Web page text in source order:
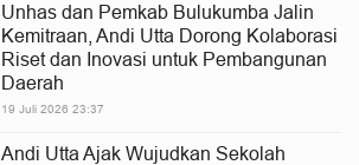
Unhas dan Pemkab Bulukumba Jalin
Kemitraan, Andi Utta Dorong Kolaborasi
Riset dan Inovasi untuk Pembangunan
Daerah
19 Juli 2026 23:37
Andi Utta Ajak Wujudkan Sekolah